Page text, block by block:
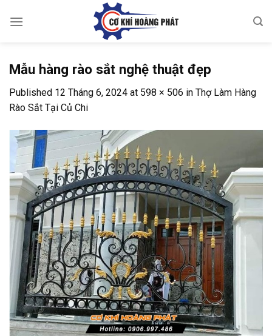
Mẫu hàng rào sắt nghệ thuật đẹp
Published 12 Tháng 6, 2024 at 598 × 506 in Thợ Làm Hàng
Rào Sắt Tại Củ Chi